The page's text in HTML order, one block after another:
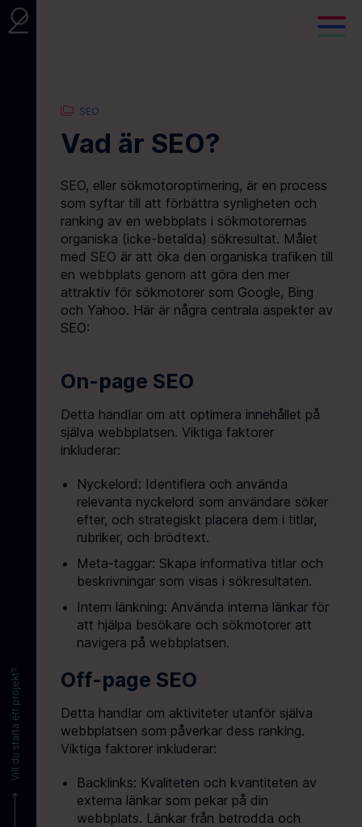
Vill du starta ett projekt?
SEO
Vad är SEO?
SEO, eller sökmotoroptimering, är en process
som syftar till att förbättra synligheten och
ranking av en webbplats i sökmotorernas
organiska (icke-betalda) sökresultat. Målet
med SEO är att öka den organiska trafiken till
en webbplats genom att göra den mer
attraktiv för sökmotorer som Google, Bing
och Yahoo. Här är några centrala aspekter av
SEO:
On-page SEO
Detta handlar om att optimera innehållet på
själva webbplatsen. Viktiga faktorer
inkluderar:
Nyckelord: Identifiera och använda
relevanta nyckelord som användare söker
efter, och strategiskt placera dem i titlar,
rubriker, och brödtext.
Meta-taggar: Skapa informativa titlar och
beskrivningar som visas i sökresultaten.
Intern länkning: Använda interna länkar för
att hjälpa besökare och sökmotorer att
navigera på webbplatsen.
Off-page SEO
Detta handlar om aktiviteter utanför själva
webbplatsen som påverkar dess ranking.
Viktiga faktorer inkluderar:
Backlinks: Kvaliteten och kvantiteten av
externa länkar som pekar på din
webbplats. Länkar från betrodda och